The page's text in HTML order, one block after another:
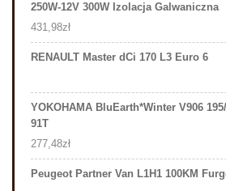
250W-12V 300W Izolacja Galwaniczna
431,98zł
RENAULT Master dCi 170 L3 Euro 6
YOKOHAMA BluEarth*Winter V906
91T
277,48zł
Peugeot Partner Van L1H1 100KM